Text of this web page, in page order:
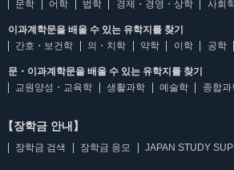
문학
어학 법학 경제・경영・상학 사회
이과계학문을 배울 수 있는 유학지를 찾기
간호・보건학
의・치학 약학 이학 공학
문・이과계학문을 배울 수 있는 유학지를 찾기
교원양성・교육학
생활과학 예술학 종합과
【장학금 안내】
장학금 검색 장학금 응모 JAPAN STUDY